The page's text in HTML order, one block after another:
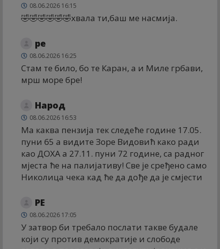
08.06.2026 16:15
🤣🤣🤣🤣🤣🤣хвала ти,баш ме насмија.
ре
08.06.2026 16:25
Стам те било, бо те Каран, а и Миле грбави,
мрш море бре!
Народ
08.06.2026 16:53
Ма каква пензија тек следеће године 17.05.
пуни 65 а видите Зоре Видовић како ради
као ДОXА а 27.11. пуни 72 године, са радног
мјеста ће на палијативу! Све је сређено само
Николица чека кад ће да дође да је смјести
РЕ
08.06.2026 17:05
У затвор би требало послати такве будале
који су против демократије и слободе